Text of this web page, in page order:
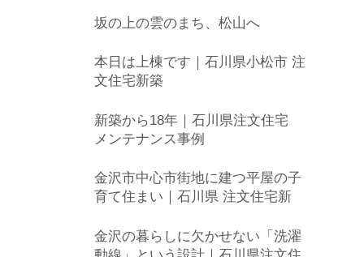
坂の上の雲のまち、松山へ
本日は上棟です｜石川県小松市 注
文住宅新築
新築から18年｜石川県注文住宅
メンテナンス事例
金沢市中心市街地に建つ平屋の子
育て住まい｜石川県 注文住宅新
金沢の暮らしに欠かせない「洗濯